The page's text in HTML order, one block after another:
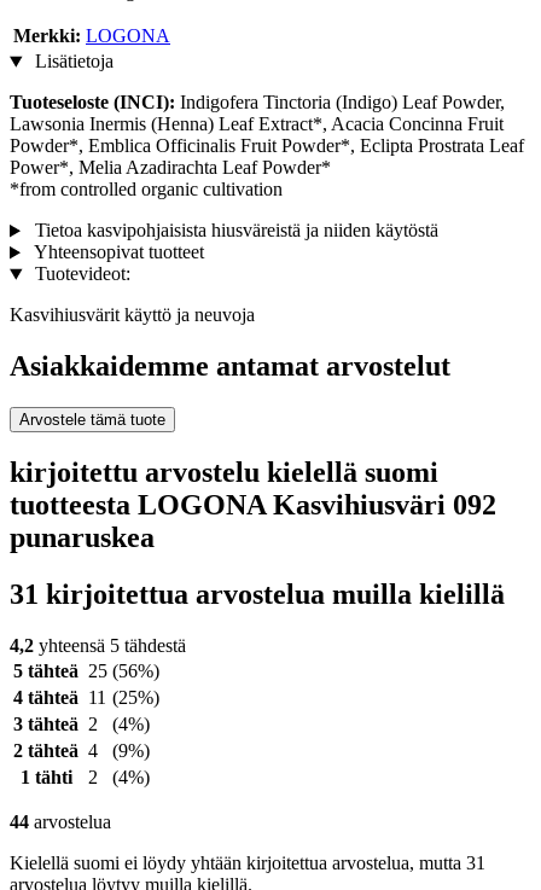
Merkki: LOGONA
Lisätietoja
Tuoteseloste (INCI): Indigofera Tinctoria (Indigo) Leaf Powder,
Lawsonia Inermis (Henna) Leaf Extract*, Acacia Concinna Fruit
Powder*, Emblica Officinalis Fruit Powder*, Eclipta Prostrata Leaf
Power*, Melia Azadirachta Leaf Powder*
*from controlled organic cultivation
Tietoa kasvipohjaisista hiusväreistä ja niiden käytöstä
Yhteensopivat tuotteet
Tuotevideot:
Kasvihiusvärit käyttö ja neuvoja
Asiakkaidemme antamat arvostelut
Arvostele tämä tuote
kirjoitettu arvostelu kielellä suomi
tuotteesta LOGONA Kasvihiusväri 092
punaruskea
31 kirjoitettua arvostelua muilla kielillä
4,2 yhteensä 5 tähdestä
5 tähteä 25 (56%)
4 tähteä 11 (25%)
3 tähteä 2
(4%)
2 tähteä 4
(9%)
1 tähti
2 (4%)
44 arvostelua
Kielellä suomi ei löydy yhtään kirjoitettua arvostelua, mutta 31
arvostelua löytyy muilla kielillä.